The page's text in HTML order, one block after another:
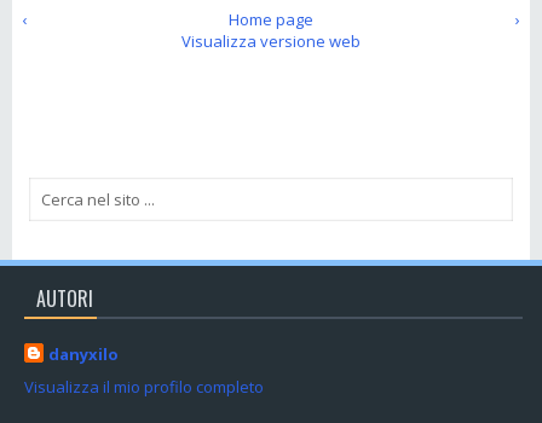
‹ ›
Home page
Visualizza versione web
AUTORI
danyxilo
Visualizza il mio profilo completo